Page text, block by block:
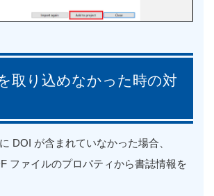
取り込めなかった時の対
DOI が含まれていなかった場合、
ファイルのプロパティから書誌情報を